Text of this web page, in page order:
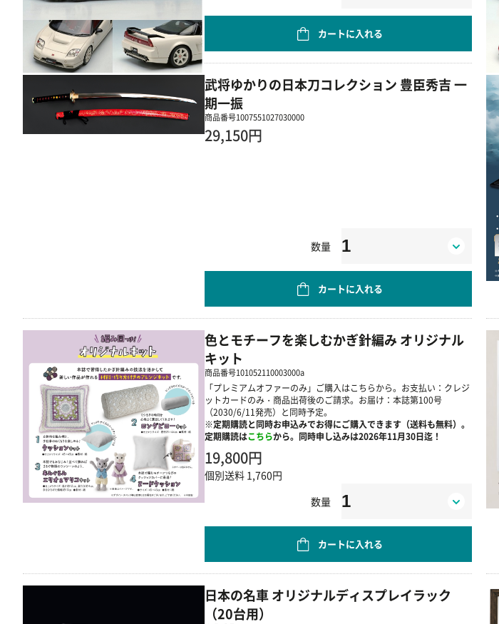
カートに入れる
武将ゆかりの日本刀コレクション 豊臣秀吉 一
期一振
商品番号1007551027030000
29,150円
数量
カートに入れる
色とモチーフを楽しむかぎ針編み オリジナル
キット
商品番号101052110003000a
「プレミアムオファーのみ」ご購入はこちらから。お支払い：クレジ
ットカードのみ・商品出荷後のご請求。お届け：本誌第100号
（2030/6/11発売）と同時予定。
※定期購読と同時お申込みでお得にご購入できます（送料も無料）。
定期購読はこちらから。同時申し込みは2026年11月30日迄！
19,800円
個別送料 1,760円
数量
カートに入れる
日本の名車 オリジナルディスプレイラック
（20台用）